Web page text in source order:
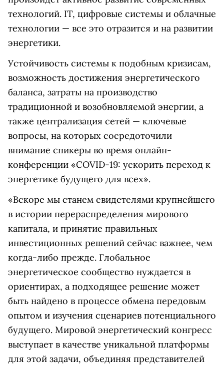
технологий. IT, цифровые системы и облачные
технологии — все это отразится и на развитии
энергетики.
Устойчивость системы к подобным кризисам,
возможность достижения энергетического
баланса, затраты на производство
традиционной и возобновляемой энергии, а
также централизация сетей — ключевые
вопросы, на которых сосредоточили
внимание спикеры во время онлайн-
конференции «COVID-19: ускорить переход к
энергетике будущего для всех».
«Вскоре мы станем свидетелями крупнейшего
в истории перераспределения мирового
капитала, и принятие правильных
инвестиционных решений сейчас важнее, чем
когда-либо прежде. Глобальное
энергетическое сообщество нуждается в
ориентирах, а подходящее решение может
быть найдено в процессе обмена передовым
опытом и изучения сценариев потенциального
будущего. Мировой энергетический конгресс
выступает в качестве уникальной платформы
для этой задачи, объединяя представителей